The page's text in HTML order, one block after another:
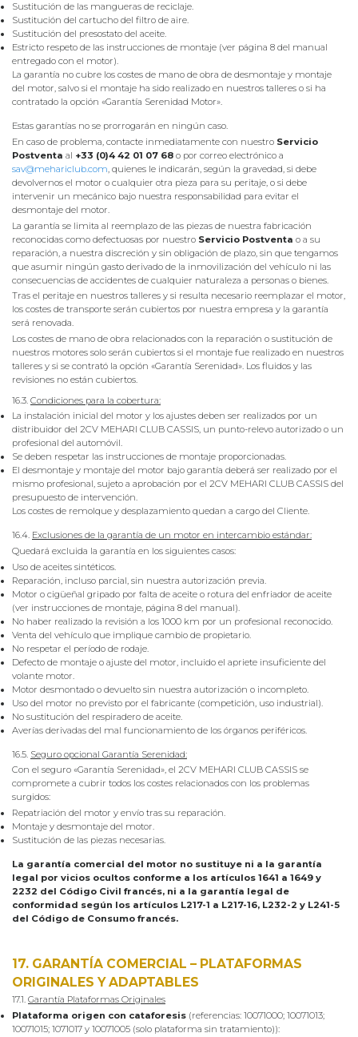
Sustitución de las mangueras de reciclaje.
Sustitución del cartucho del filtro de aire.
Sustitución del presostato del aceite.
Estricto respeto de las instrucciones de montaje (ver página 8 del manual
entregado con el motor).
La garantía no cubre los costes de mano de obra de desmontaje y montaje
del motor, salvo si el montaje ha sido realizado en nuestros talleres o si ha
contratado la opción «Garantía Serenidad Motor».
Estas garantías no se prorrogarán en ningún caso.
En caso de problema, contacte inmediatamente con nuestro Servicio
Postventa al +33 (0)4 42 01 07 68 o por correo electrónico a
sav@mehariclub.com, quienes le indicarán, según la gravedad, si debe
devolvernos el motor o cualquier otra pieza para su peritaje, o si debe
intervenir un mecánico bajo nuestra responsabilidad para evitar el
desmontaje del motor.
La garantía se limita al reemplazo de las piezas de nuestra fabricación
reconocidas como defectuosas por nuestro Servicio Postventa o a su
reparación, a nuestra discreción y sin obligación de plazo, sin que tengamos
que asumir ningún gasto derivado de la inmovilización del vehículo ni las
consecuencias de accidentes de cualquier naturaleza a personas o bienes.
Tras el peritaje en nuestros talleres y si resulta necesario reemplazar el motor,
los costes de transporte serán cubiertos por nuestra empresa y la garantía
será renovada.
Los costes de mano de obra relacionados con la reparación o sustitución de
nuestros motores solo serán cubiertos si el montaje fue realizado en nuestros
talleres y si se contrató la opción «Garantía Serenidad». Los fluidos y las
revisiones no están cubiertos.
16.3. Condiciones para la cobertura:
La instalación inicial del motor y los ajustes deben ser realizados por un
distribuidor del 2CV MEHARI CLUB CASSIS, un punto-relevo autorizado o un
profesional del automóvil.
Se deben respetar las instrucciones de montaje proporcionadas.
El desmontaje y montaje del motor bajo garantía deberá ser realizado por el
mismo profesional, sujeto a aprobación por el 2CV MEHARI CLUB CASSIS del
presupuesto de intervención.
Los costes de remolque y desplazamiento quedan a cargo del Cliente.
16.4. Exclusiones de la garantía de un motor en intercambio estándar:
Quedará excluida la garantía en los siguientes casos:
Uso de aceites sintéticos.
Reparación, incluso parcial, sin nuestra autorización previa.
Motor o cigüeñal gripado por falta de aceite o rotura del enfriador de aceite
(ver instrucciones de montaje, página 8 del manual).
No haber realizado la revisión a los 1000 km por un profesional reconocido.
Venta del vehículo que implique cambio de propietario.
No respetar el período de rodaje.
Defecto de montaje o ajuste del motor, incluido el apriete insuficiente del
volante motor.
Motor desmontado o devuelto sin nuestra autorización o incompleto.
Uso del motor no previsto por el fabricante (competición, uso industrial).
No sustitución del respiradero de aceite.
Averías derivadas del mal funcionamiento de los órganos periféricos.
16.5. Seguro opcional Garantía Serenidad:
Con el seguro «Garantía Serenidad», el 2CV MEHARI CLUB CASSIS se
compromete a cubrir todos los costes relacionados con los problemas
surgidos:
Repatriación del motor y envío tras su reparación.
Montaje y desmontaje del motor.
Sustitución de las piezas necesarias.
La garantía comercial del motor no sustituye ni a la garantía
legal por vicios ocultos conforme a los artículos 1641 a 1649 y
2232 del Código Civil francés, ni a la garantía legal de
conformidad según los artículos L217-1 a L217-16, L232-2 y L241-5
del Código de Consumo francés.
17. GARANTÍA COMERCIAL – PLATAFORMAS
ORIGINALES Y ADAPTABLES
17.1. Garantía Plataformas Originales
Plataforma origen con cataforesis (referencias: 10071000; 10071013;
10071015; 1071017 y 10071005 (solo plataforma sin tratamiento)):